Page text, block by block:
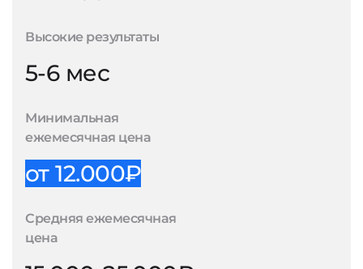
Высокие результаты
5-6 мес
Минимальная
ежемесячная цена
от 12.000₽
Средняя ежемесячная
цена